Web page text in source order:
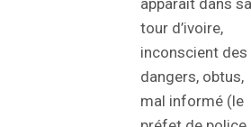
apparaît dans sa
tour d’ivoire,
inconscient des
dangers, obtus,
mal informé (le